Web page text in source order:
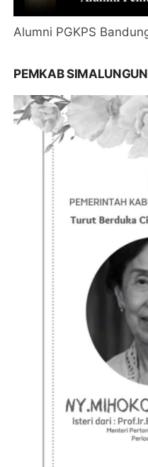
Alumni PGKPS
PEMKAB SIMALUNGUN